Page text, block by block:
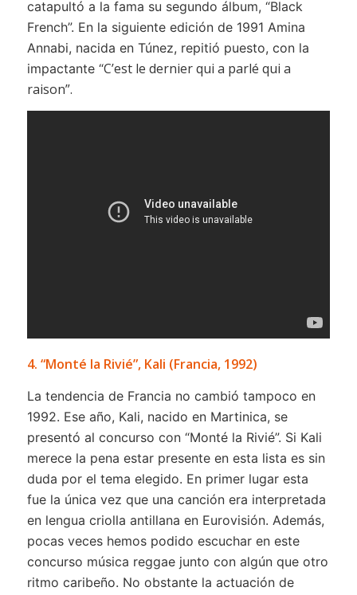
catapultó a la fama su segundo álbum, “Black
French”. En la siguiente edición de 1991 Amina
Annabi, nacida en Túnez, repitió puesto, con la
impactante “C’est le dernier qui a parlé qui a
raison”.
4. “Monté la Rivié”, Kali (Francia, 1992)
La tendencia de Francia no cambió tampoco en
1992. Ese año, Kali, nacido en Martinica, se
presentó al concurso con “Monté la Rivié”. Si Kali
merece la pena estar presente en esta lista es sin
duda por el tema elegido. En primer lugar esta
fue la única vez que una canción era interpretada
en lengua criolla antillana en Eurovisión. Además,
pocas veces hemos podido escuchar en este
concurso música reggae junto con algún que otro
ritmo caribeño. No obstante la actuación de